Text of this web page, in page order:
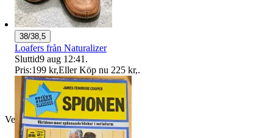
Verifierad
38/38,5
Loafers från Naturalizer
Sluttid9 aug 12:41 .
Pris:199 kr,Eller Köp nu 225 kr,.